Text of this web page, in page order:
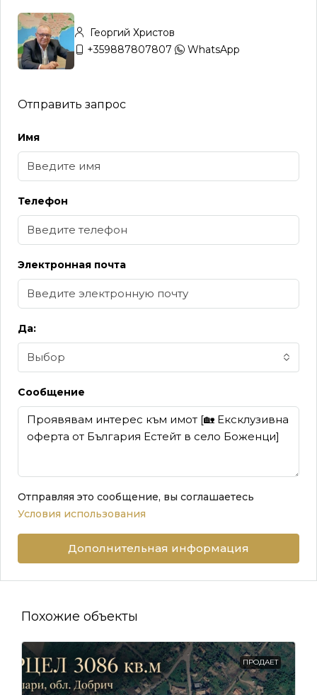
Георгий Христов
+359887807807
WhatsApp
Отправить запрос
Имя
Телефон
Электронная почта
Да:
Выбор
Сообщение
Отправляя это сообщение, вы соглашаетесь
Условия использования
Дополнительная информация
Похожие объекты
ПРОДАЕТ